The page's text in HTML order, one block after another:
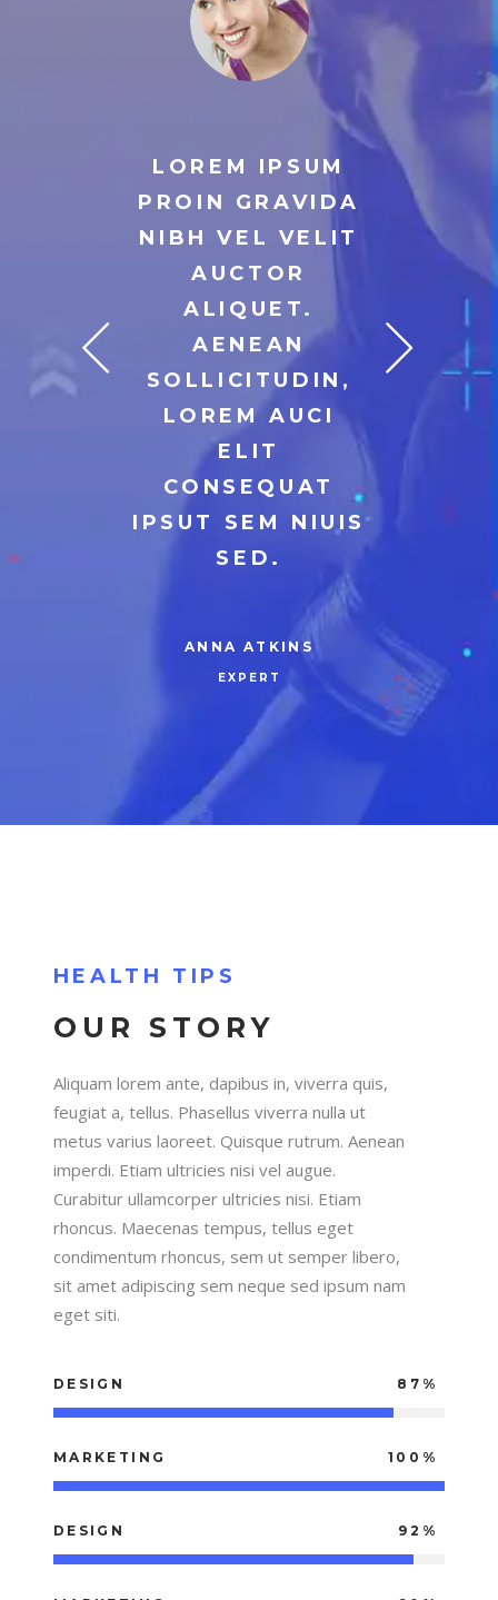
LOREM IPSUM
PROIN GRAVIDA
NIBH VEL VELIT
AUCTOR
ALIQUET.
AENEAN
SOLLICITUDIN,
LOREM AUCI
ELIT
CONSEQUAT
IPSUT SEM NIUIS
SED.
ANNA ATKINS
EXPERT
HEALTH TIPS
OUR STORY
Aliquam lorem ante, dapibus in, viverra quis,
feugiat a, tellus. Phasellus viverra nulla ut
metus varius laoreet. Quisque rutrum. Aenean
imperdi. Etiam ultricies nisi vel augue.
Curabitur ullamcorper ultricies nisi. Etiam
rhoncus. Maecenas tempus, tellus eget
condimentum rhoncus, sem ut semper libero,
sit amet adipiscing sem neque sed ipsum nam
eget siti.
DESIGN 87
MARKETING 100
DESIGN 92